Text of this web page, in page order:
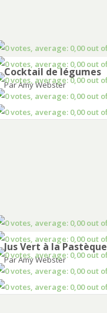
Cocktail de légumes
Par Amy Webster
Jus Vert à la Pastèque
Par Amy Webster